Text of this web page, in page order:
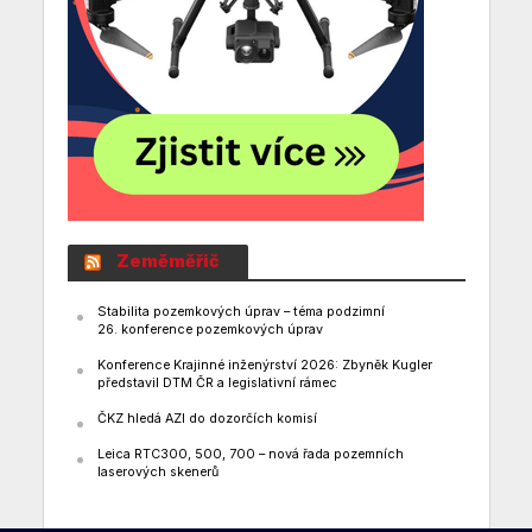
Zeměměřič
Stabilita pozemkových úprav – téma podzimní
26. konference pozemkových úprav
Konference Krajinné inženýrství 2026: Zbyněk Kugler
představil DTM ČR a legislativní rámec
ČKZ hledá AZI do dozorčích komisí
Leica RTC300, 500, 700 – nová řada pozemních
laserových skenerů